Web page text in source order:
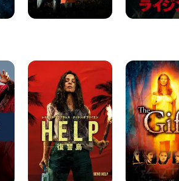
HELP/
復
讐
島
ギ
フ
ト